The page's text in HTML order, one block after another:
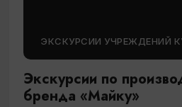
ЭКСКУРСИИ УЧРЕЖДЕНИЙ
Экскурсии по
бренда «Майку»